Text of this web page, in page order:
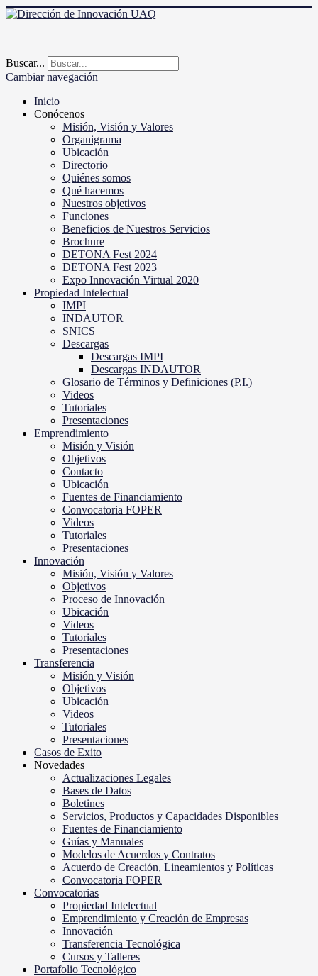
Buscar...
Cambiar navegación
Inicio
Conócenos
Misión, Visión y Valores
Organigrama
Ubicación
Directorio
Quiénes somos
Qué hacemos
Nuestros objetivos
Funciones
Beneficios de Nuestros Servicios
Brochure
DETONA Fest 2024
DETONA Fest 2023
Expo Innovación Virtual 2020
Propiedad Intelectual
IMPI
INDAUTOR
SNICS
Descargas
Descargas IMPI
Descargas INDAUTOR
Glosario de Términos y Definiciones (P.I.)
Videos
Tutoriales
Presentaciones
Emprendimiento
Misión y Visión
Objetivos
Contacto
Ubicación
Fuentes de Financiamiento
Convocatoria FOPER
Videos
Tutoriales
Presentaciones
Innovación
Misión, Visión y Valores
Objetivos
Proceso de Innovación
Ubicación
Videos
Tutoriales
Presentaciones
Transferencia
Misión y Visión
Objetivos
Ubicación
Videos
Tutoriales
Presentaciones
Casos de Exito
Novedades
Actualizaciones Legales
Bases de Datos
Boletines
Servicios, Productos y Capacidades Disponibles
Fuentes de Financiamiento
Guías y Manuales
Modelos de Acuerdos y Contratos
Acuerdo de Creación, Lineamientos y Políticas
Convocatoria FOPER
Convocatorias
Propiedad Intelectual
Emprendimiento y Creación de Empresas
Innovación
Transferencia Tecnológica
Cursos y Talleres
Portafolio Tecnológico